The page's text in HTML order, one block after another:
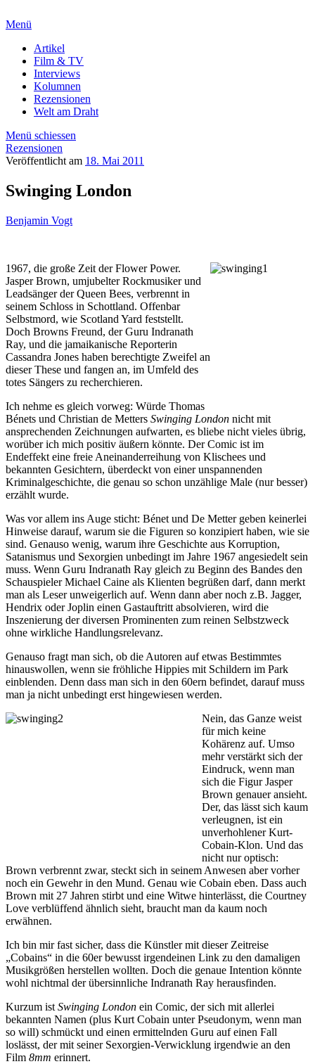
Menü
Artikel
Film & TV
Interviews
Kolumnen
Rezensionen
Welt am Draht
Menü schiessen
Rezensionen
Veröffentlicht am 18. Mai 2011
Swinging London
Benjamin Vogt
1967, die große Zeit der Flower Power.
Jasper Brown, umjubelter Rockmusiker und
Leadsänger der Queen Bees, verbrennt in
seinem Schloss in Schottland. Offenbar
Selbstmord, wie Scotland Yard feststellt.
Doch Browns Freund, der Guru Indranath
Ray, und die jamaikanische Reporterin
Cassandra Jones haben berechtigte Zweifel an
dieser These und fangen an, im Umfeld des
totes Sängers zu recherchieren.
Ich nehme es gleich vorweg: Würde Thomas
Bénets und Christian de Metters Swinging London nicht mit
ansprechenden Zeichnungen aufwarten, es bliebe nicht vieles übrig,
worüber ich mich positiv äußern könnte. Der Comic ist im
Endeffekt eine freie Aneinanderreihung von Klischees und
bekannten Gesichtern, überdeckt von einer unspannenden
Kriminalgeschichte, die genau so schon unzählige Male (nur besser)
erzählt wurde.
Was vor allem ins Auge sticht: Bénet und De Metter geben keinerlei
Hinweise darauf, warum sie die Figuren so konzipiert haben, wie sie
sind. Genauso wenig, warum ihre Geschichte aus Korruption,
Satanismus und Sexorgien unbedingt im Jahre 1967 angesiedelt sein
muss. Wenn Guru Indranath Ray gleich zu Beginn des Bandes den
Schauspieler Michael Caine als Klienten begrüßen darf, dann merkt
man als Leser unweigerlich auf. Wenn dann aber noch z.B. Jagger,
Hendrix oder Joplin einen Gastauftritt absolvieren, wird die
Inszenierung der diversen Prominenten zum reinen Selbstzweck
ohne wirkliche Handlungsrelevanz.
Genauso fragt man sich, ob die Autoren auf etwas Bestimmtes
hinauswollen, wenn sie fröhliche Hippies mit Schildern im Park
einblenden. Denn dass man sich in den 60ern befindet, darauf muss
man ja nicht unbedingt erst hingewiesen werden.
Nein, das Ganze weist
für mich keine
Kohärenz auf. Umso
mehr verstärkt sich der
Eindruck, wenn man
sich die Figur Jasper
Brown genauer ansieht.
Der, das lässt sich kaum
verleugnen, ist ein
unverhohlener Kurt-
Cobain-Klon. Und das
nicht nur optisch:
Brown verbrennt zwar, steckt sich in seinem Anwesen aber vorher
noch ein Gewehr in den Mund. Genau wie Cobain eben. Dass auch
Brown mit 27 Jahren stirbt und eine Witwe hinterlässt, die Courtney
Love verblüffend ähnlich sieht, braucht man da kaum noch
erwähnen.
Ich bin mir fast sicher, dass die Künstler mit dieser Zeitreise
„Cobains“ in die 60er bewusst irgendeinen Link zu den damaligen
Musikgrößen herstellen wollten. Doch die genaue Intention könnte
wohl nichtmal der übersinnliche Indranath Ray herausfinden.
Kurzum ist Swinging London ein Comic, der sich mit allerlei
bekannten Namen (plus Kurt Cobain unter Pseudonym, wenn man
so will) schmückt und einen ermittelnden Guru auf einen Fall
loslässt, der mit seiner Sexorgien-Verwicklung irgendwie an den
Film 8mm erinnert.